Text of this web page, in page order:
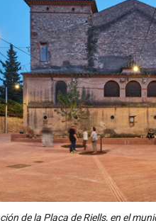
de la Plaça de Riells, en el